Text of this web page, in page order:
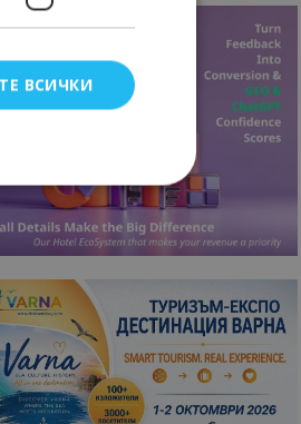
ВСИЧКИ
влизане и
съгласието
на сайта.